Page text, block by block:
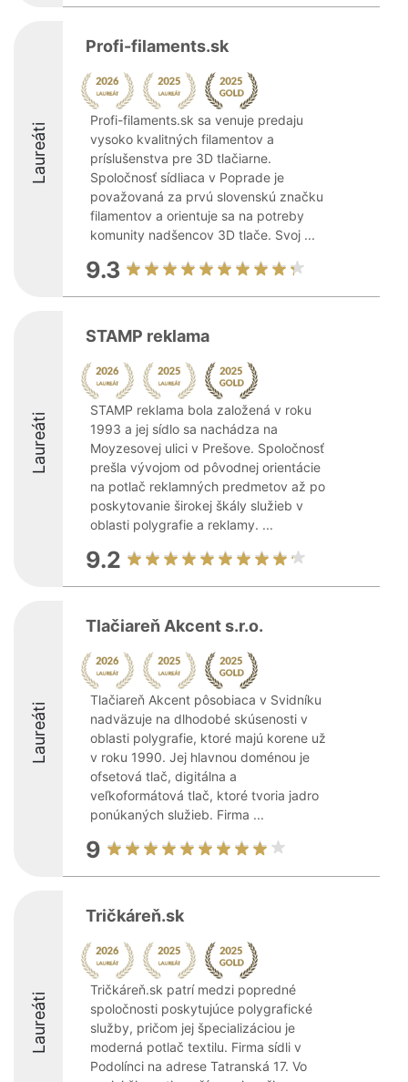
Laureáti
Profi-filaments.sk
Profi-filaments.sk sa venuje predaju
vysoko kvalitných filamentov a
príslušenstva pre 3D tlačiarne.
Spoločnosť sídliaca v Poprade je
považovaná za prvú slovenskú značku
filamentov a orientuje sa na potreby
komunity nadšencov 3D tlače. Svoj ...
9.3
Laureáti
STAMP reklama
STAMP reklama bola založená v roku
1993 a jej sídlo sa nachádza na
Moyzesovej ulici v Prešove. Spoločnosť
prešla vývojom od pôvodnej orientácie
na potlač reklamných predmetov až po
poskytovanie širokej škály služieb v
oblasti polygrafie a reklamy. ...
9.2
Laureáti
Tlačiareň Akcent s.r.o.
Tlačiareň Akcent pôsobiaca v Svidníku
nadväzuje na dlhodobé skúsenosti v
oblasti polygrafie, ktoré majú korene už
v roku 1990. Jej hlavnou doménou je
ofsetová tlač, digitálna a
veľkoformátová tlač, ktoré tvoria jadro
ponúkaných služieb. Firma ...
9
Laureáti
Tričkáreň.sk
Tričkáreň.sk patrí medzi popredné
spoločnosti poskytujúce polygrafické
služby, pričom jej špecializáciou je
moderná potlač textilu. Firma sídli v
Podolínci na adrese Tatranská 17. Vo